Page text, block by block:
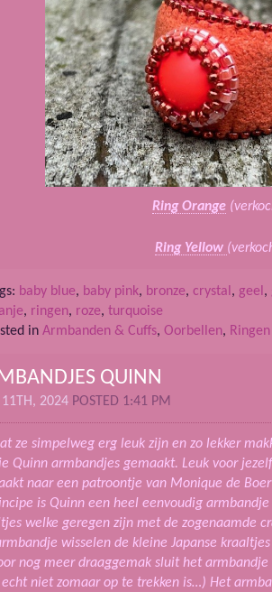
Ring Orange
Ring Yellow
baby blue, baby pink, bronze, crystal, geel,
, ringen, roze, turquoise
in Armbanden & Cuffs, Oorbellen, Ringen
QUINN
11TH, 2024 POSTED 1:41 PM
ze simpelweg erg leuk zijn en zo lekker
Quinn armbandjes gemaakt. Leuk voor
naar een patroontje van Monique de
is Quinn een heel eenvoudig
welke geregen zijn met de zogenaamde
wisselen de kleine Japanse
nog meer draaggemak sluit het
niet zomaar op te trekken is…) Het